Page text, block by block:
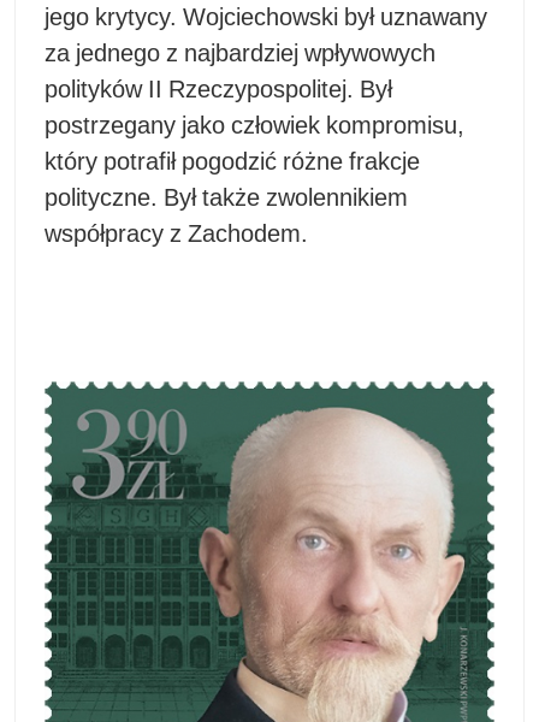
jego krytycy. Wojciechowski był uznawany
za jednego z najbardziej wpływowych
polityków II Rzeczypospolitej. Był
postrzegany jako człowiek kompromisu,
który potrafił pogodzić różne frakcje
polityczne. Był także zwolennikiem
współpracy z Zachodem.